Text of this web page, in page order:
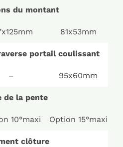
du montant
81x53mm
portail coulissant
– 95x60mm
de la pente
10°maxi Option 15°maxi
clôture